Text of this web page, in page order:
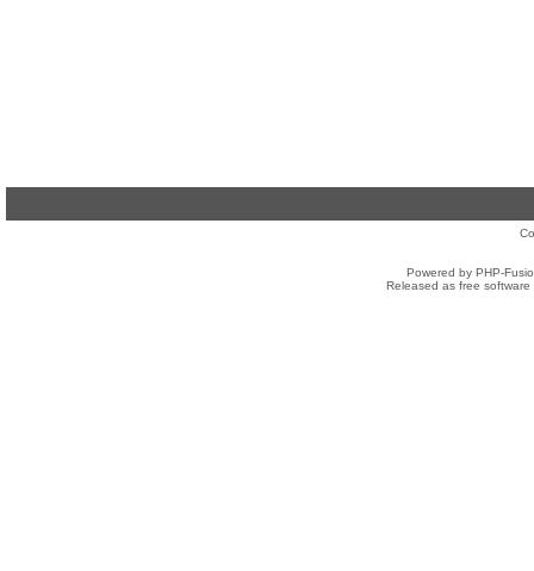
Powered by PHP-
Released as free